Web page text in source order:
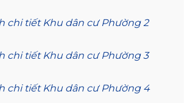
chi tiết Khu dân cư Phường 2
chi tiết Khu dân cư Phường 3
chi tiết Khu dân cư Phường 4